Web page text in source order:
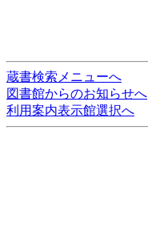
蔵書検索メニューへ
図書館からのお知らせへ
利用案内表示館選択へ